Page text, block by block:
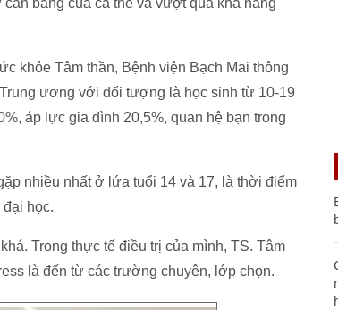
bằng của cá thể và vượt qua khả năng
khỏe Tâm thần, Bệnh viện Bạch Mai thông
ương với đối tượng là học sinh từ 10-19
áp lực gia đình 20,5%, quan hệ bạn trong
nhiều nhất ở lứa tuổi 14 và 17, là thời điểm
học.
Trong thực tế điều trị của mình, TS. Tâm
là đến từ các trường chuyên, lớp chọn.